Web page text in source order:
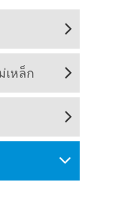
เหล็ก